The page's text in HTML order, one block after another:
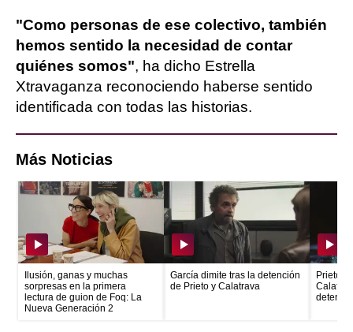
"Como personas de ese colectivo, también
hemos sentido la necesidad de contar
quiénes somos", ha dicho Estrella
Xtravaganza reconociendo haberse sentido
identificada con todas las historias.
Más Noticias
Ilusión, ganas y muchas
sorpresas en la primera
lectura de guion de Foq: La
Nueva Generación 2
García dimite tras la detención
de Prieto y Calatrava
Prieto